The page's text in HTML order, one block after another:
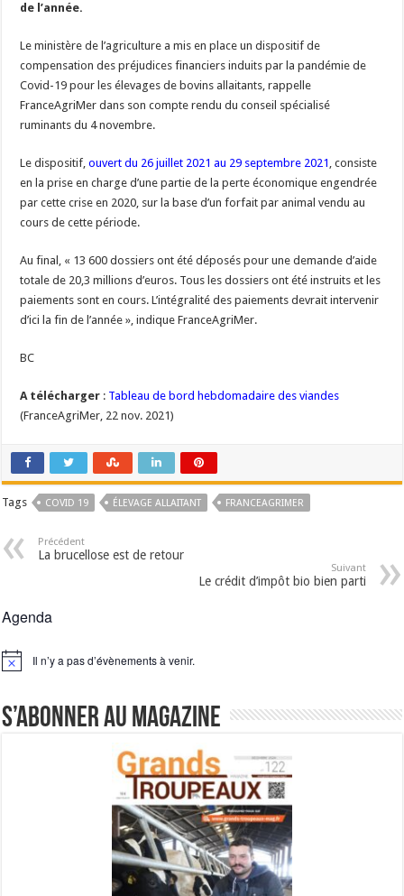
de l’année.
Le ministère de l’agriculture a mis en place un dispositif de
compensation des préjudices financiers induits par la pandémie de
Covid-19 pour les élevages de bovins allaitants, rappelle
FranceAgriMer dans son compte rendu du conseil spécialisé
ruminants du 4 novembre.
Le dispositif,ouvert du 26 juillet 2021 au 29 septembre 2021 , consiste
en la prise en charge d’une partie de la perte économique engendrée
par cette crise en 2020, sur la base d’un forfait par animal vendu au
cours de cette période.
Au final, « 13 600 dossiers ont été déposés pour une demande d’aide
totale de 20,3 millions d’euros. Tous les dossiers ont été instruits et les
paiements sont en cours. L’intégralité des paiements devrait intervenir
d’ici la fin de l’année », indique FranceAgriMer.
BC
A télécharger : Tableau de bord hebdomadaire des viandes
(FranceAgriMer, 22 nov. 2021)
Tags COVID 19 ÉLEVAGE ALLAITANT FRANCEAGRIMER
Précédent
La brucellose est de retour
Suivant
Le crédit d’impôt bio bien parti
Agenda
Notice Il n’y a pas d’évènements à venir.
S’abonner au magazine